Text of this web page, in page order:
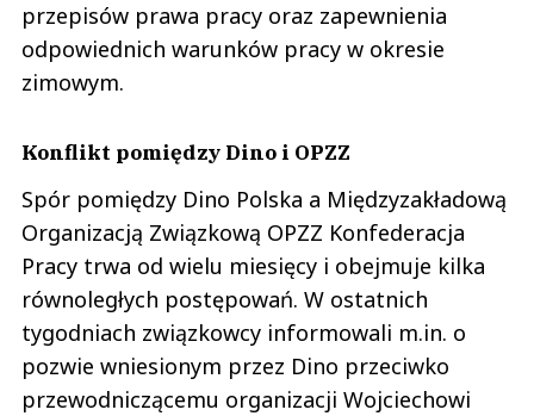
przepisów prawa pracy oraz zapewnienia
odpowiednich warunków pracy w okresie
zimowym.
Konflikt pomiędzy Dino i OPZZ
Spór pomiędzy Dino Polska a Międzyzakładową
Organizacją Związkową OPZZ Konfederacja
Pracy trwa od wielu miesięcy i obejmuje kilka
równoległych postępowań. W ostatnich
tygodniach związkowcy informowali m.in. o
pozwie wniesionym przez Dino przeciwko
przewodniczącemu organizacji Wojciechowi